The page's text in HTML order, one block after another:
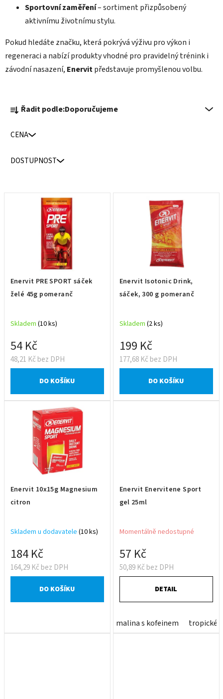
Sportovní zaměření– sortiment přizpůsobený
aktivnímu životnímu stylu.
Pokud hledáte značku, která pokrývá výživu pro výkon i
regeneraci a nabízí produkty vhodné pro pravidelný trénink i
závodní nasazení, Enervitpředstavuje promyšlenou volbu.
a
e
n
r
Řadit podle:Doporučujeme
CENA
DOSTUPNOST
o
k
ů
Enervit PRE SPORT sáček
želé 45g pomeranč
Skladem (10 ks)
48,21 Kč bez DPH
54 Kč
DO KOŠÍKU
Enervit Isotonic Drink,
sáček, 300 g pomeranč
Skladem (2 ks)
177,68 Kč bez DPH
199 Kč
DO KOŠÍKU
Enervit 10x15g Magnesium
citron
Skladem u dodavatele (10 ks)
164,29 Kč bez DPH
184 Kč
DO KOŠÍKU
Enervit Enervitene Sport
gel 25ml
Momentálně nedostupné
50,89 Kč bez DPH
57 Kč
DETAIL
malina s kofeinem tropické